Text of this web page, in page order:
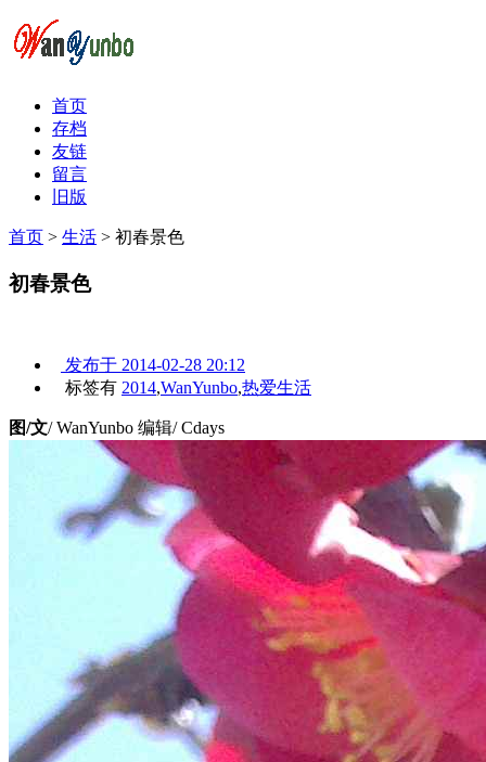
首页
存档
友链
留言
旧版
首页 > 生活 > 初春景色
初春景色
发布于 2014-02-28 20:12
标签有 2014,WanYunbo,热爱生活
图/文/ WanYunbo 编辑/ Cdays